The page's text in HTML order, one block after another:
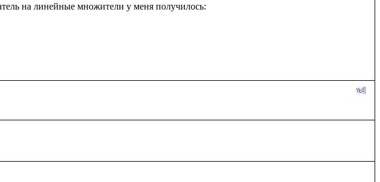
на линейные множители у меня получилось: